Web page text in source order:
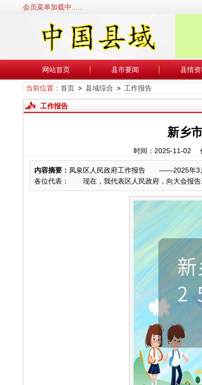
会员菜单加载中......
网站首页 县市要闻 县情
当前位置： 首页> 县域综合 > 工作报告
工作报告
新乡
时间：2025-11-02
内容摘要： 凤泉区人民政府工作报告 ——2025年
各位代表： 现在，我代表区人民政府，向大会报告